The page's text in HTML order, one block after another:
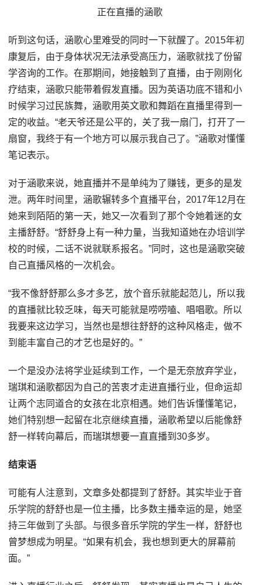
正在直播的涵歌
听到这句话，涵歌心里难受的同时一下就醒了。2015年初
康复后，由于身体状况无法承受高压力，涵歌就找了份留
学咨询的工作。在那期间，她接触到了直播，由于刚刚化
疗结束，涵歌只能带着假发直播。因为英语功底不错和小
时候学习过民族舞，涵歌用英文歌和舞蹈在直播里得到一
定的收益。“老天爷还是公平的，关了我一扇门，打开了一
扇窗，我终于有一个地方可以展示我自己了。”涵歌对懂懂
笔记表示。
对于涵歌来说，她直播并不是单纯为了赚钱，更多的是发
泄。两年时间里，涵歌辗转多个直播平台，2017年12月在
她来到陌陌的第一天，她又一次看到了那个令她着迷的女
主播舒舒。“舒舒身上有一种力量，当我知道她在办培训学
校的时候，二话不说就联系报名。”同时，这也是涵歌突破
自己直播风格的一次机会。
“我不像舒舒那么多才多艺，放个音乐就能起范儿，所以我
的直播就比较乏味，每天可能就是唠唠嗑、唱唱歌。所以
我要来这边学习，当然也是想往舒舒的这种风格走，做不
到能丰富自己的才艺也是好的。”
一个是没办法将学业延续到工作，一个是无奈放弃学业，
瑞琪和涵歌都因为自己的苦衷才走进直播行业，但命运却
让两个志同道合的女孩在北京相遇。她们告诉懂懂笔记，
她们特别想一起留在北京继续直播，涵歌希望以后能像舒
舒一样转向幕后，而瑞琪想要一直直播到30多岁。
结束语
可能有人注意到，文章多处都提到了舒舒。其实毕业于音
乐学院的舒舒也是一位主播，比多数主播幸运的是，她坚
持三年做到了头部。与很多音乐学院的学生一样，舒舒也
曾梦想成为明星。“如果有机会，我也想到更大的屏幕前
面。”